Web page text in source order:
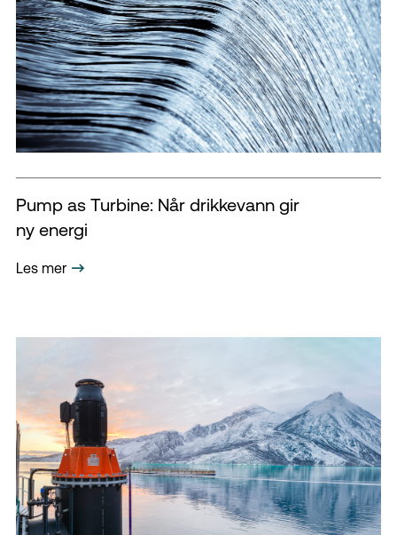
Pump as Turbine: Når drikkevann gir
ny energi
Les mer